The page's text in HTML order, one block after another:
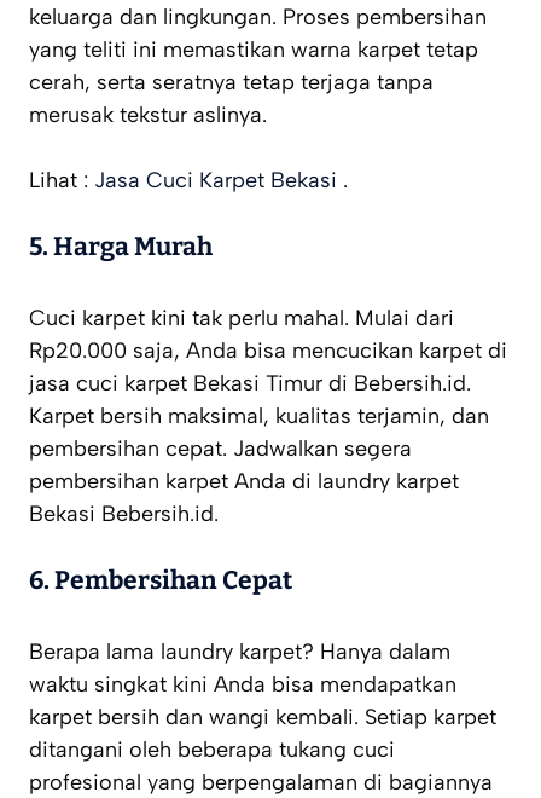
keluarga dan lingkungan. Proses pembersihan
yang teliti ini memastikan warna karpet tetap
cerah, serta seratnya tetap terjaga tanpa
merusak tekstur aslinya.
Lihat : Jasa Cuci Karpet Bekasi .
5. Harga Murah
Cuci karpet kini tak perlu mahal. Mulai dari
Rp20.000 saja, Anda bisa mencucikan karpet di
jasa cuci karpet Bekasi Timur di Bebersih.id.
Karpet bersih maksimal, kualitas terjamin, dan
pembersihan cepat. Jadwalkan segera
pembersihan karpet Anda di laundry karpet
Bekasi Bebersih.id.
6. Pembersihan Cepat
Berapa lama laundry karpet? Hanya dalam
waktu singkat kini Anda bisa mendapatkan
karpet bersih dan wangi kembali. Setiap karpet
ditangani oleh beberapa tukang cuci
profesional yang berpengalaman di bagiannya